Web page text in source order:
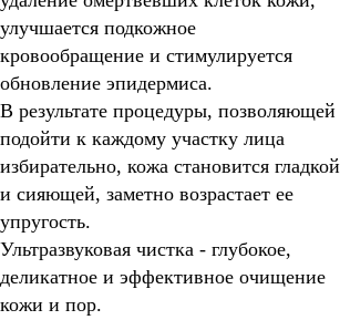
улучшается подкожное
кровообращение и стимулируется
обновление эпидермиса.
В результате процедуры, позволяющей
подойти к каждому участку лица
избирательно, кожа становится гладкой
и сияющей, заметно возрастает ее
упругость.
Ультразвуковая чистка - глубокое,
деликатное и эффективное очищение
кожи и пор.